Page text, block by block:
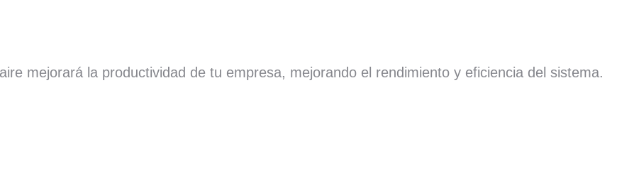
mejorará la productividad de tu empresa, mejorando el rendimiento y eficiencia del sistema.